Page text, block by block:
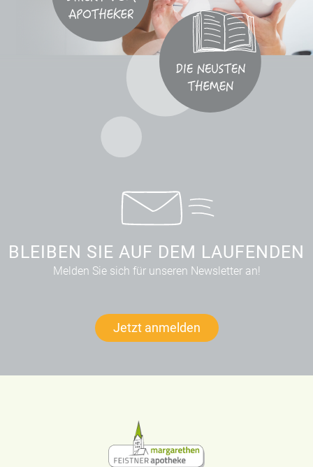
BLEIBEN SIE AUF DEM LAUFENDEN
Melden Sie sich für unseren Newsletter an!
Jetzt anmelden